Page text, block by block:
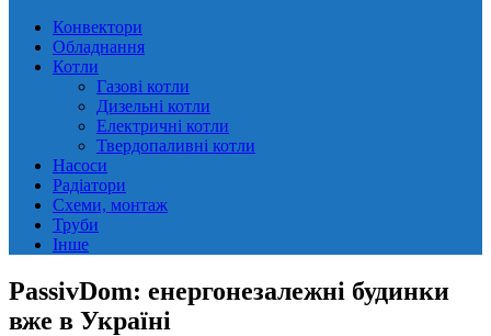
Конвектори
Обладнання
Котли
Газові котли
Дизельні котли
Електричні котли
Твердопаливні котли
Насоси
Радіатори
Схеми, монтаж
Труби
Інше
PassivDom: енергонезалежні будинки
вже в Україні